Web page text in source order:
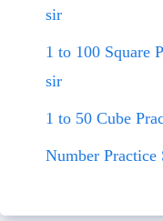
sir
1 to 100 Square
sir
1 to 50 Cube
Number Practice